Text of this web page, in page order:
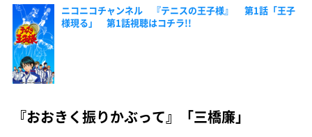
ニコニコチャンネル 『テニスの王子様』 第1話「王子
様現る」 第1話視聴はコチラ!!
『おおきく振りかぶって』「三橋廉」